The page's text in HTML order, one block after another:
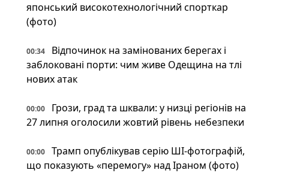
японський високотехнологічний спорткар
(фото)
00:34
Відпочинок на замінованих берегах і
заблоковані порти: чим живе Одещина на тлі
нових атак
00:00
Грози, град та шквали: у низці регіонів на
27 липня оголосили жовтий рівень небезпеки
00:00
Трамп опублікував серію ШІ-фотографій,
що показують «перемогу» над Іраном (фото)